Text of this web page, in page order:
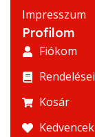
Impresszum
Profilom
Fiókom
Kosár
Kedvencek